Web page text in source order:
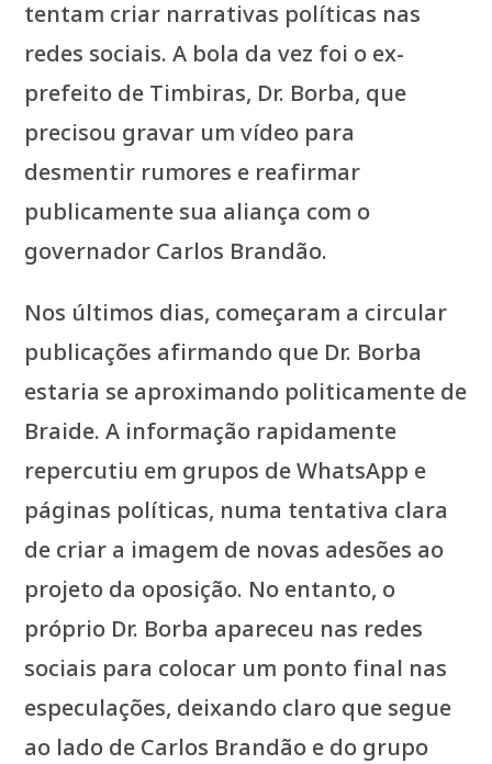
tentam criar narrativas políticas nas
redes sociais. A bola da vez foi o ex-
prefeito de Timbiras, Dr. Borba, que
precisou gravar um vídeo para
desmentir rumores e reafirmar
publicamente sua aliança com o
governador Carlos Brandão.
Nos últimos dias, começaram a circular
publicações afirmando que Dr. Borba
estaria se aproximando politicamente de
Braide. A informação rapidamente
repercutiu em grupos de WhatsApp e
páginas políticas, numa tentativa clara
de criar a imagem de novas adesões ao
projeto da oposição. No entanto, o
próprio Dr. Borba apareceu nas redes
sociais para colocar um ponto final nas
especulações, deixando claro que segue
ao lado de Carlos Brandão e do grupo